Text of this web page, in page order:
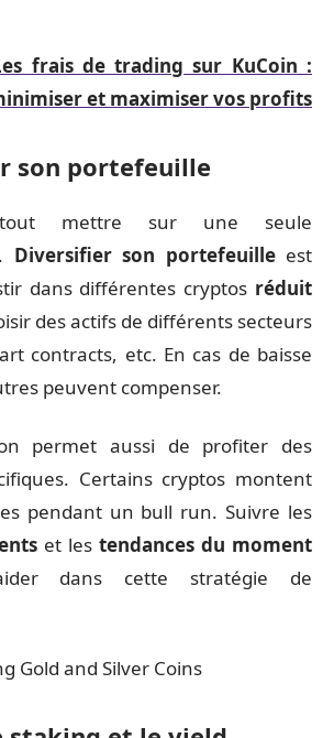
frais de trading sur KuCoin :
et maximiser vos profits
son portefeuille
mettre sur une seule
Diversifier son portefeuilleest
dans différentes cryptos réduit
des actifs de différents secteurs
contracts, etc. En cas de baisse
peuvent compenser.
permet aussi de profiter des
Certains cryptos montent
pendant un bull run. Suivre les
et les tendances du moment
dans cette stratégie de